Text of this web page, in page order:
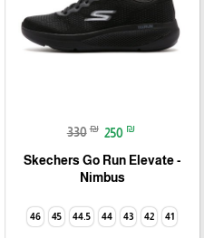
330 ₪ 250 ₪
Skechers Go Run Elevate -
Nimbus
41
42
43
44
44.5
45
46